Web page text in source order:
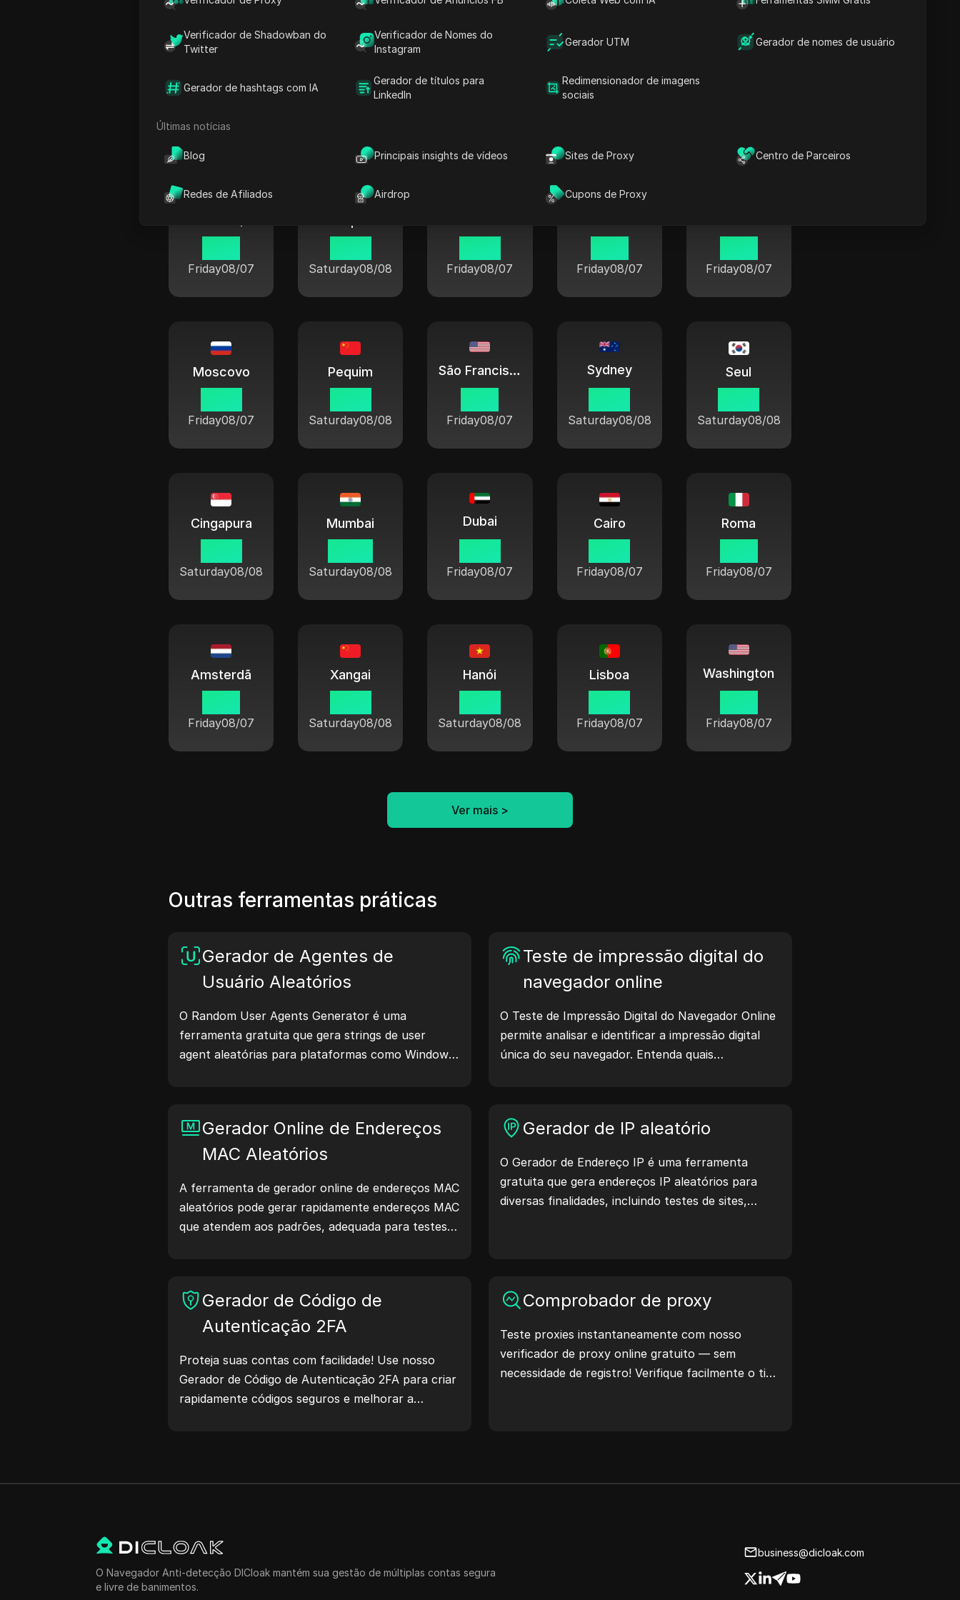
Verificador de Shadowban do
Twitter
Verificador de Nomes do
Instagram
Gerador UTM Gerador de nomes de usuário
Gerador de hashtags com IA
Gerador de títulos para
LinkedIn
Redimensionador de imagens
sociais
Últimas notícias
Blog Principais insights de vídeos Sites de Proxy Centro de Parceiros
Redes de Afiliados Airdrop Cupons de Proxy
Friday08/07 Saturday08/08 Friday08/07 Friday08/07 Friday08/07
Moscovo
Friday08/07
Pequim
Saturday08/08
São Francisco
Friday08/07
Sydney
Saturday08/08
Seul
Saturday08/08
Cingapura
Saturday08/08
Mumbai
Saturday08/08
Dubai
Friday08/07
Cairo
Friday08/07
Roma
Friday08/07
Amsterdã
Friday08/07
Xangai
Saturday08/08
Hanói
Saturday08/08
Lisboa
Friday08/07
Washington
Friday08/07
Ver mais >
Outras ferramentas práticas
Gerador de Agentes de
Usuário Aleatórios
O Random User Agents Generator é uma
ferramenta gratuita que gera strings de user
agent aleatórias para plataformas como Windows,
de sites, verificação de compatibilidade e
otimização de desenvolvimento. Simplifique seus
hoje mesmo!
Teste de impressão digital do
navegador online
O Teste de Impressão Digital do Navegador Online
permite analisar e identificar a impressão digital
única do seu navegador. Entenda quais
Gerador Online de Endereços
MAC Aleatórios
A ferramenta de gerador online de endereços MAC
aleatórios pode gerar rapidamente endereços MAC
que atendem aos padrões, adequada para testes
Gerador de IP aleatório
O Gerador de Endereço IP é uma ferramenta
gratuita que gera endereços IP aleatórios para
diversas finalidades, incluindo testes de sites,
geolocalização, verificar privacidade e muito mais.
processo de desenvolvimento — gere endereços
IP agora mesmo!
Gerador de Código de
Autenticação 2FA
Proteja suas contas com facilidade! Use nosso
Gerador de Código de Autenticação 2FA para criar
rapidamente códigos seguros e melhorar a
Comprobador de proxy
Teste proxies instantaneamente com nosso
verificador de proxy online gratuito — sem
necessidade de registro! Verifique facilmente o tipo
O Navegador Anti-detecção DICloak mantém sua gestão de múltiplas contas segura
e livre de banimentos.
business@dicloak.com